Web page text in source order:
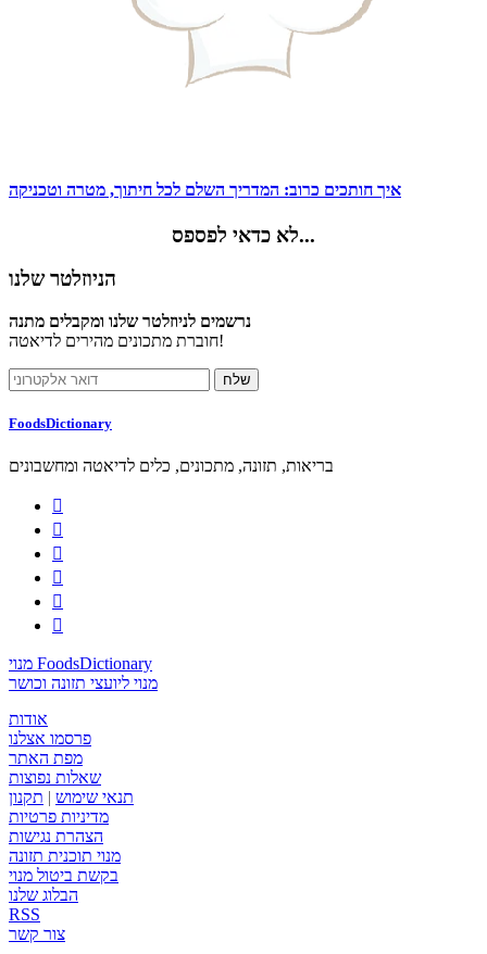
איך חותכים כרוב: המדריך השלם לכל חיתוך, מטרה וטכניקה
לא כדאי לפספס...
הניוזלטר שלנו
נרשמים לניוזלטר שלנו ומקבלים מתנה
חוברת מתכונים מהירים לדיאטה!
FoodsDictionary
בריאות, תזונה, מתכונים, כלים לדיאטה ומחשבונים






מנוי FoodsDictionary
מנוי ליועצי תזונה וכושר
אודות
פרסמו אצלנו
מפת האתר
שאלות נפוצות
תנאי שימוש | תקנון
מדיניות פרטיות
הצהרת נגישות
מנוי תוכנית תזונה
בקשת ביטול מנוי
הבלוג שלנו
RSS
צור קשר